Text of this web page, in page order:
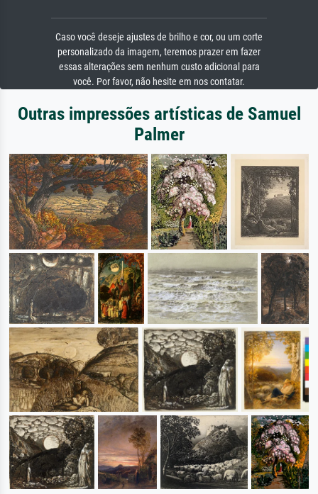
Caso você deseje ajustes de brilho e cor, ou um corte
personalizado da imagem, teremos prazer em fazer
essas alterações sem nenhum custo adicional para
você. Por favor, não hesite em nos contatar.
Outras impressões artísticas de Samuel
Palmer